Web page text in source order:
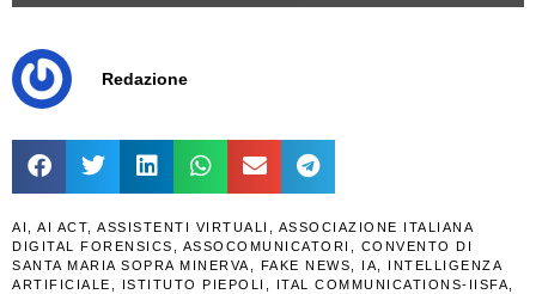
Redazione
AI AI ACT ASSISTENTI VIRTUALI
ASSOCIAZIONE ITALIANA
DIGITAL FORENSICS
ASSOCOMUNICATORI
CONVENTO DI
SANTA MARIA SOPRA MINERVA
FAKE NEWS IA
INTELLIGENZA
ARTIFICIALE
ISTITUTO PIEPOLI ITAL COMMUNICATIONS-IISFA